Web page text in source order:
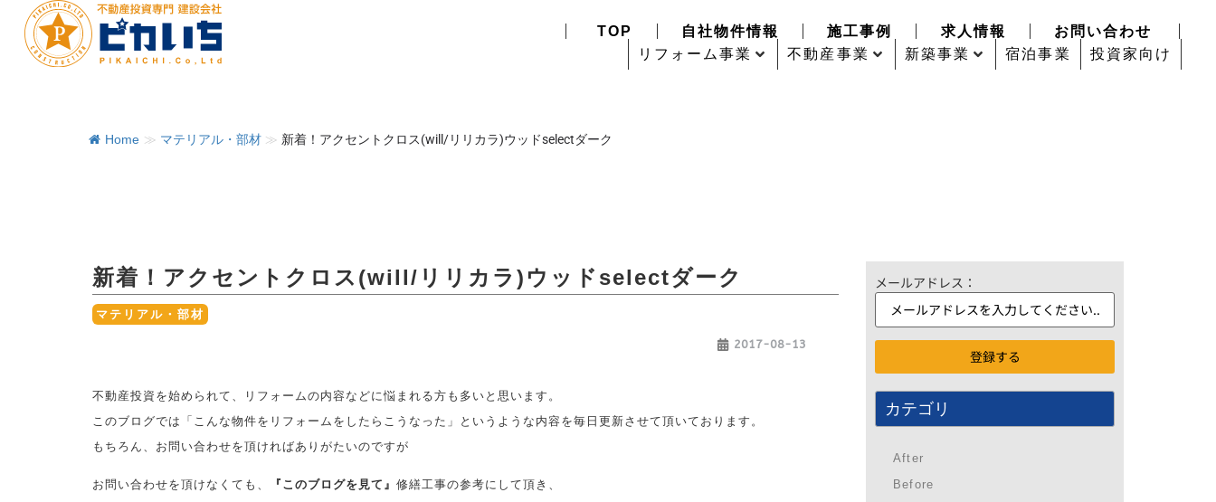
TOP 自社物件情報 施工事例 求人情報
お問い合わせ
リフォーム事業
不動産事業 新築事業 宿泊事業 投資家向け
Home ≫ マテリアル・部材 ≫ 新着！アクセントクロス(will/リリカラ)ウッドselectダーク
新着！アクセントクロス(will/リリカラ)ウッドselectダーク
マテリアル・部材
2017-08-13
不動産投資を始められて、リフォームの内容などに悩まれる方も多いと思います。
このブログでは「こんな物件をリフォームをしたらこうなった」というような内容を毎日更新させて頂いております。
もちろん、お問い合わせを頂ければありがたいのですが
お問い合わせを頂けなくても、 『このブログを見て』 修繕工事の参考にして頂き、
メールアドレス：
カテゴリ
After
Before